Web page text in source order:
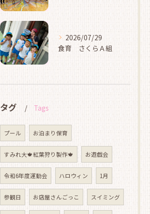
2026/07/29
食育 さくらＡ組
タグ Tags
プール お泊まり保育
すみれ大🍁紅葉狩り製作🍁 お遊戯会
令和6年度運動会 ハロウィン 1月
参観日 お店屋さんごっこ スイミング